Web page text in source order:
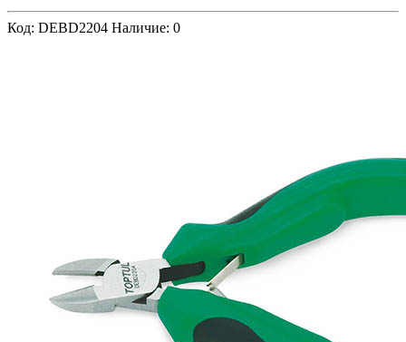
Код: DEBD2204 Наличие: 0